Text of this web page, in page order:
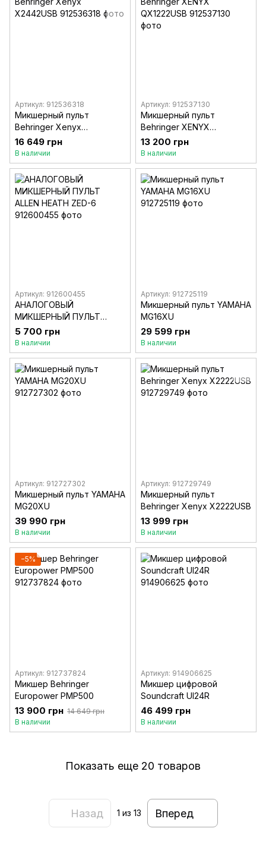
Артикул: 912536318
Микшерный пульт
Behringer Xenyx
X2442USB
16 649 грн
В наличии
Артикул: 912537130
Микшерный пульт
Behringer XENYX
QX1222USB
13 200 грн
В наличии
Артикул: 912600455
АНАЛОГОВЫЙ
МИКШЕРНЫЙ ПУЛЬТ
ALLEN HEATH ZED-6
5 700 грн
В наличии
Артикул: 912725119
Микшерный пульт YAMAHA
MG16XU
29 599 грн
В наличии
Артикул: 912727302
Микшерный пульт YAMAHA
MG20XU
39 990 грн
В наличии
Артикул: 912729749
Микшерный пульт
Behringer Xenyx X2222USB
13 999 грн
В наличии
−5%
Артикул: 912737824
Микшер Behringer
Europower PMP500
13 900 грн 14 649 грн
В наличии
Артикул: 914906625
Микшер цифровой
Soundcraft UI24R
46 499 грн
В наличии
Показать еще 20 товаров
Назад 1 из 13 Вперед